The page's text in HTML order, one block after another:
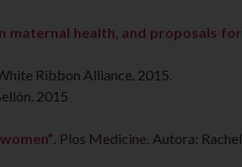
maternal health, and proposals for
Ribbon Alliance. 2015.
2015
. Plos Medicine. Autora: Rachel